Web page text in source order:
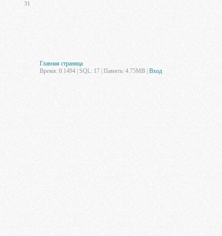
31
Главная страница
Время: 0.1494 | SQL: 17 | Память: 4.75MB Вход